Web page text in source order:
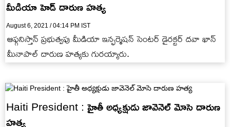
మీడియా హెడ్ దారుణ హత్య
August 6, 2021 / 04:14 PM IST
ఆఫ్గనిస్తాన్ ప్రభుత్వపు మీడియా ఇన్ఫర్మెషన్ సెంటర్ డైరక్టర్ దవా ఖాన్
మీనాపాల్ దారుణ హత్యకు గురయ్యారు.
Haiti President : హైతీ అధ్యక్షుడు జావెనెల్‌ మోసె దారుణ
హత్య